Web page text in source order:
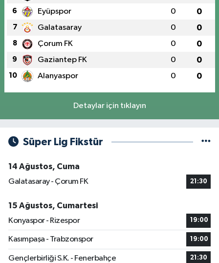
6 Eyüpspor 0 0
7 Galatasaray 0 0
8 Çorum FK 0 0
9 Gaziantep FK 0 0
10 Alanyaspor 0 0
Detaylar için tıklayın
Süper Lig Fikstür
14 Ağustos, Cuma
Galatasaray - Çorum FK
21:30
15 Ağustos, Cumartesi
Konyaspor - Rizespor
19:00
Kasımpaşa - Trabzonspor 19:00
Gençlerbirliği S.K. - Fenerbahçe 21:30